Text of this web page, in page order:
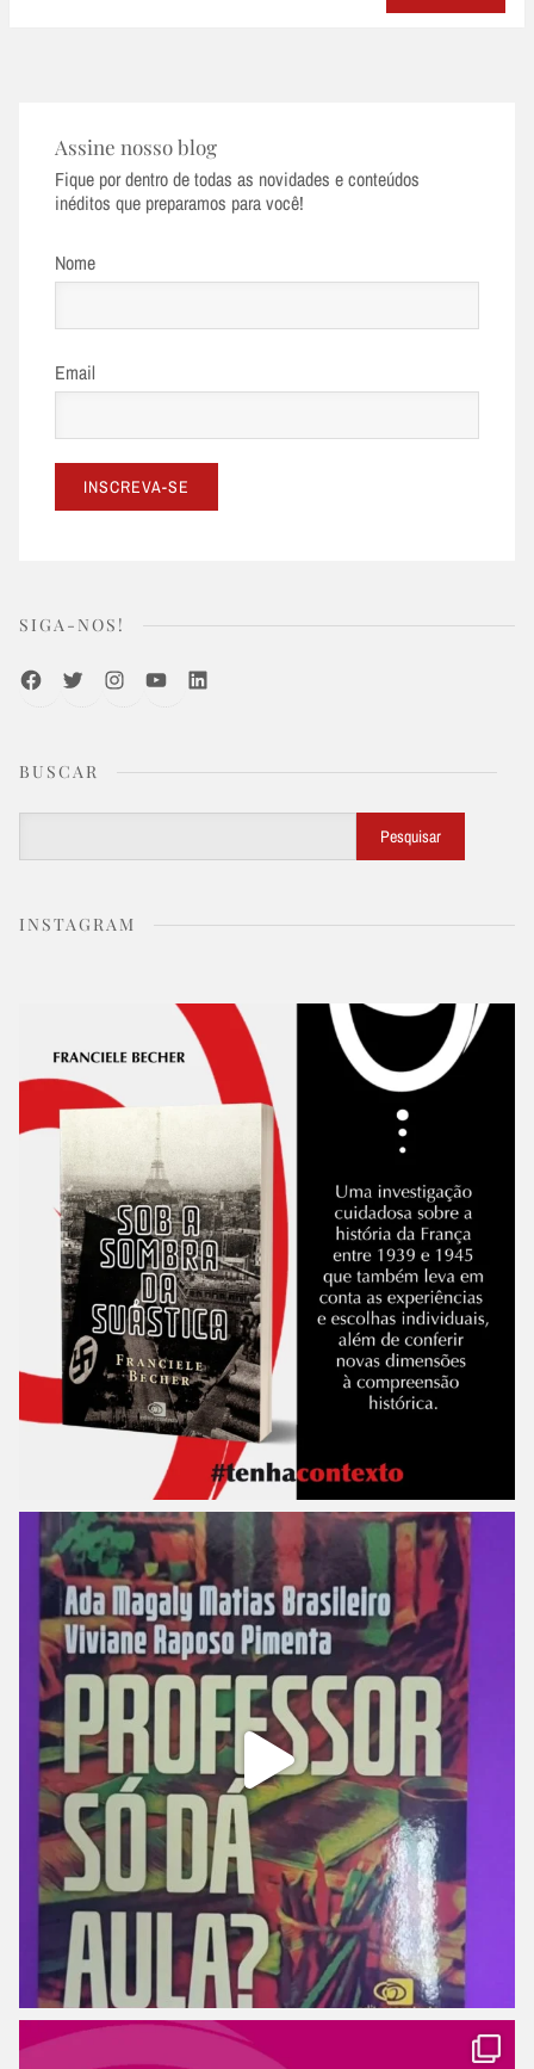
Assine nosso blog
Fique por dentro de todas as novidades e conteúdos
inéditos que preparamos para você!
Nome
Email
SIGA-NOS!
FacebookTwitterInstagramYoutubeLinkedIn
BUSCAR
Pesquisar
INSTAGRAM